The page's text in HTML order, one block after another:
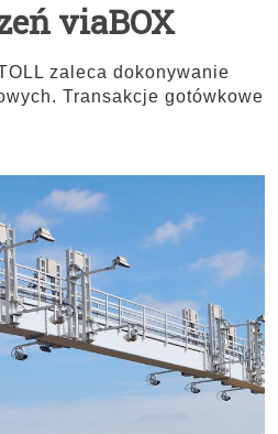
viaBOX
zaleca dokonywanie
Transakcje gotówkowe